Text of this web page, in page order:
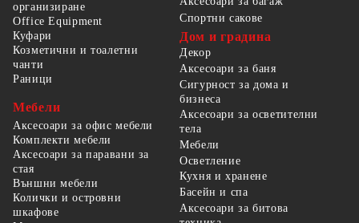
организиране
Office Equipment
Спортни сакове
Куфари
Козметични и тоалетни
чанти
Раници
Мебели
Аксесоари за офис мебели
Комплекти мебели
Аксесоари за паравани за
стая
Външни мебели
Колички и островни
шкафове
Дом и градина
Декор
Аксесоари за баня
Сигурност за дома и
бизнеса
Аксесоари за осветителни
тела
Мебели
Осветление
Кухня и хранене
Басейн и спа
Аксесоари за битова